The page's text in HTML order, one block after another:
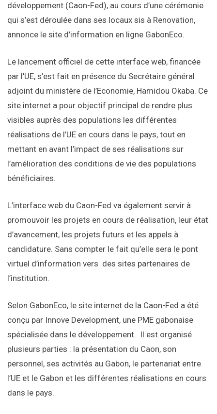
développement (Caon-Fed), au cours d’une cérémonie
qui s’est déroulée dans ses locaux sis à Renovation,
annonce le site d’information en ligne GabonEco.
Le lancement officiel de cette interface web, financée
par l’UE, s’est fait en présence du Secrétaire général
adjoint du ministère de l’Economie, Hamidou Okaba. Ce
site internet a pour objectif principal de rendre plus
visibles auprès des populations les différentes
réalisations de l’UE en cours dans le pays, tout en
mettant en avant l’impact de ses réalisations sur
l’amélioration des conditions de vie des populations
bénéficiaires.
L’interface web du Caon-Fed va également servir à
promouvoir les projets en cours de réalisation, leur état
d’avancement, les projets futurs et les appels à
candidature. Sans compter le fait qu’elle sera le pont
virtuel d’information vers des sites partenaires de
l’institution.
Selon GabonEco, le site internet de la Caon-Fed a été
conçu par Innove Development, une PME gabonaise
spécialisée dans le développement. Il est organisé
plusieurs parties : la présentation du Caon, son
personnel, ses activités au Gabon, le partenariat entre
l’UE et le Gabon et les différentes réalisations en cours
dans le pays.